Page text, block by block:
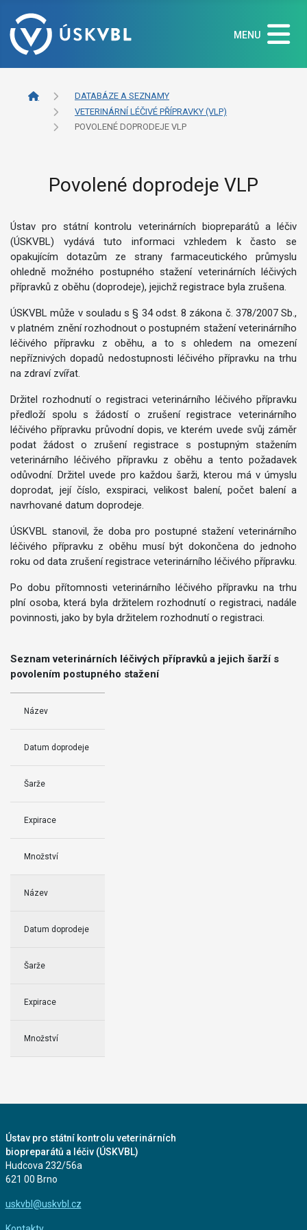
MENU
DATABÁZE A SEZNAMY
VETERINÁRNÍ LÉČIVÉ PŘÍPRAVKY (VLP)
POVOLENÉ DOPRODEJE VLP
Povolené doprodeje VLP
Ústav pro státní kontrolu veterinárních biopreparátů a léčiv
(ÚSKVBL) vydává tuto informaci vzhledem k často se
opakujícím dotazům ze strany farmaceutického průmyslu
ohledně možného postupného stažení veterinárních léčivých
přípravků z oběhu (doprodeje), jejichž registrace byla zrušena.
ÚSKVBL může v souladu s § 34 odst. 8 zákona č. 378/2007 Sb.,
v platném znění rozhodnout o postupném stažení veterinárního
léčivého přípravku z oběhu, a to s ohledem na omezení
nepříznivých dopadů nedostupnosti léčivého přípravku na trhu
na zdraví zvířat.
Držitel rozhodnutí o registraci veterinárního léčivého přípravku
předloží spolu s žádostí o zrušení registrace veterinárního
léčivého přípravku průvodní dopis, ve kterém uvede svůj záměr
podat žádost o zrušení registrace s postupným stažením
veterinárního léčivého přípravku z oběhu a tento požadavek
odůvodní. Držitel uvede pro každou šarži, kterou má v úmyslu
doprodat, její číslo, exspiraci, velikost balení, počet balení a
navrhované datum doprodeje.
ÚSKVBL stanovil, že doba pro postupné stažení veterinárního
léčivého přípravku z oběhu musí být dokončena do jednoho
roku od data zrušení registrace veterinárního léčivého přípravku.
Po dobu přítomnosti veterinárního léčivého přípravku na trhu
plní osoba, která byla držitelem rozhodnutí o registraci, nadále
povinnosti, jako by byla držitelem rozhodnutí o registraci.
Seznam veterinárních léčivých přípravků a jejich šarží s
povolením postupného stažení
Název
Datum doprodeje
Šarže
Expirace
Množství
Název
Datum doprodeje
Šarže
Expirace
Množství
Ústav pro státní kontrolu veterinárních
biopreparátů a léčiv (ÚSKVBL)
Hudcova 232/56a
621 00 Brno
uskvbl@uskvbl.cz